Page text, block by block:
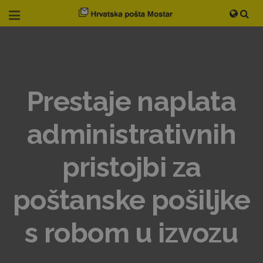
Prestaje naplata
administrativnih
pristojbi za
poštanske pošiljke
s robom u izvozu